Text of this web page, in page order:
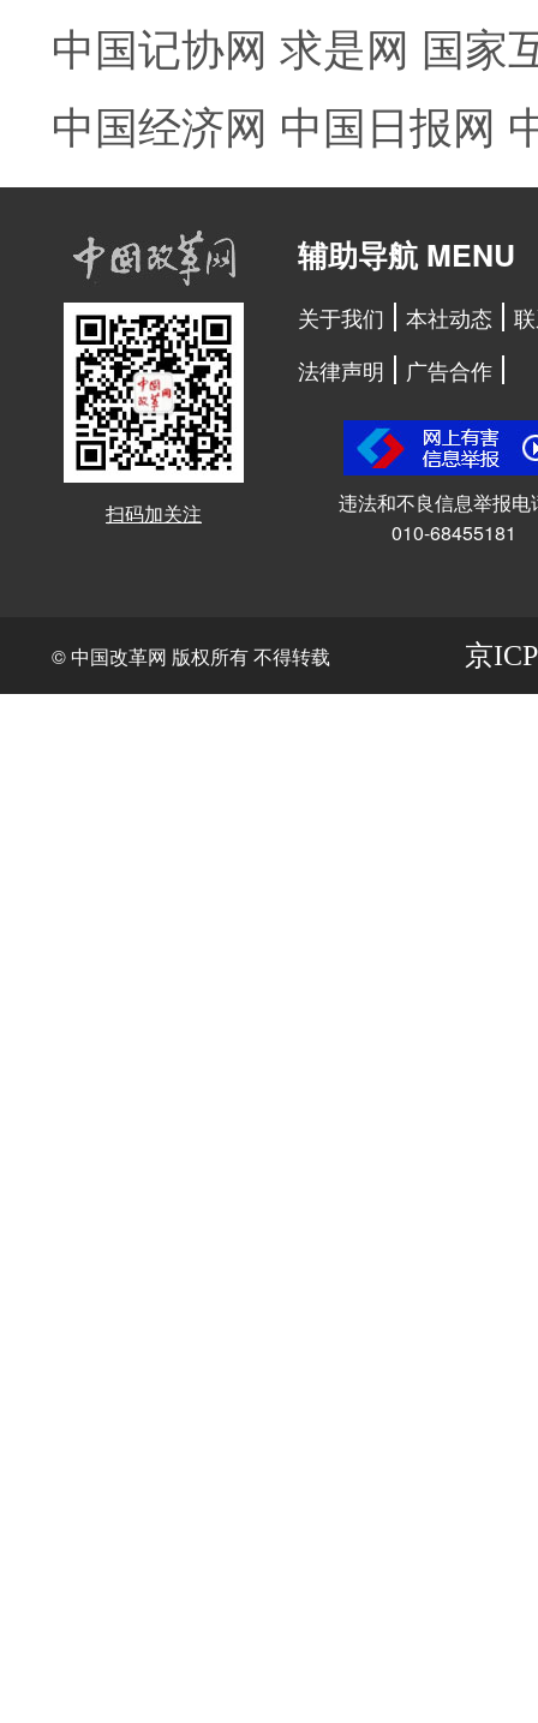
中国记协网 求是网 国家
中国经济网 中国日报网
扫码加关注
辅助导航 MENU
关于我们 本社动态
法律声明
广告合作
违法和不良信息举报电
010-68455181
© 中国改革网 版权所有 不得转载 京